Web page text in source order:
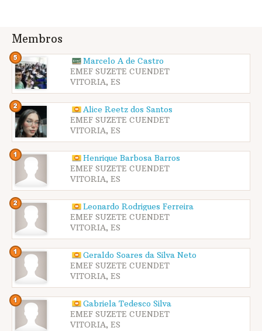
Membros
Marcelo A de Castro
EMEF SUZETE CUENDET
VITORIA, ES
Alice Reetz dos Santos
EMEF SUZETE CUENDET
VITORIA, ES
Henrique Barbosa Barros
EMEF SUZETE CUENDET
VITORIA, ES
Leonardo Rodrigues Ferreira
EMEF SUZETE CUENDET
VITORIA, ES
Geraldo Soares da Silva Neto
EMEF SUZETE CUENDET
VITORIA, ES
Gabriela Tedesco Silva
EMEF SUZETE CUENDET
VITORIA, ES